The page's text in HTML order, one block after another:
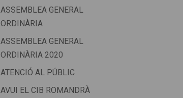
ASSEMBLEA GENERAL
ORDINÀRIA
ASSEMBLEA GENERAL
ORDINÀRIA 2020
ATENCIÓ AL PÚBLIC
AVUI EL CIB ROMANDRÀ